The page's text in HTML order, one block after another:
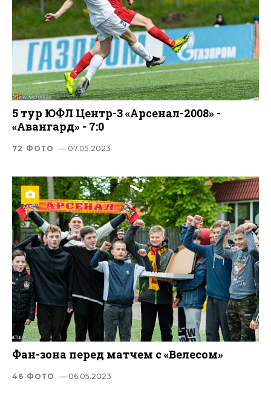
5 тур ЮФЛ Центр-3 «Арсенал-2008» -
«Авангард» - 7:0
72 ФОТО — 07.05.2023
Фан-зона перед матчем с «Велесом»
46 ФОТО — 06.05.2023